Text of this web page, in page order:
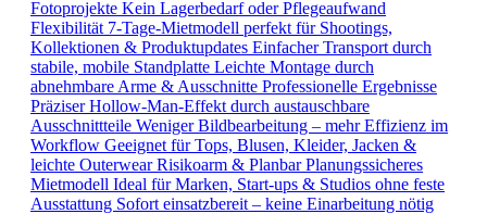
Fotoprojekte Kein Lagerbedarf oder Pflegeaufwand
Flexibilität 7-Tage-Mietmodell perfekt für Shootings,
Kollektionen & Produktupdates Einfacher Transport durch
stabile, mobile Standplatte Leichte Montage durch
abnehmbare Arme & Ausschnitte Professionelle Ergebnisse
Präziser Hollow-Man-Effekt durch austauschbare
Ausschnittteile Weniger Bildbearbeitung – mehr Effizienz im
Workflow Geeignet für Tops, Blusen, Kleider, Jacken &
leichte Outerwear Risikoarm & Planbar Planungssicheres
Mietmodell Ideal für Marken, Start-ups & Studios ohne feste
Ausstattung Sofort einsatzbereit – keine Einarbeitung nötig